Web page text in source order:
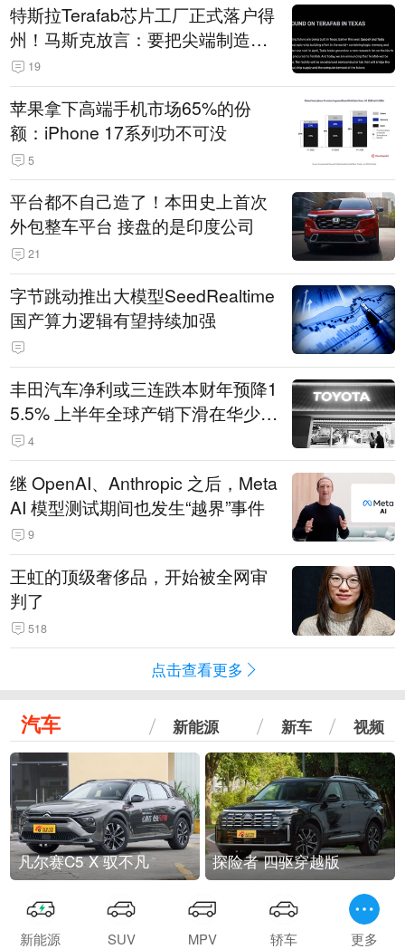
特斯拉Terafab芯片工厂正式落户得
州！马斯克放言：要把尖端制造带
回美国
19
苹果拿下高端手机市场65%的份
额：iPhone 17系列功不可没
5
平台都不自己造了！本田史上首次
外包整车平台 接盘的是印度公司
21
字节跳动推出大模型SeedRealtime
国产算力逻辑有望持续加强
丰田汽车净利或三连跌本财年预降1
5.5% 上半年全球产销下滑在华少卖
14.3万辆
4
继 OpenAI、Anthropic 之后，Meta
AI 模型测试期间也发生“越界”事件
9
王虹的顶级奢侈品，开始被全网审
判了
518
点击查看更多
汽车 新能源 新车 视频
凡尔赛C5 X 驭不凡 探险者 四驱穿越版
新能源 SUV MPV 轿车 更多